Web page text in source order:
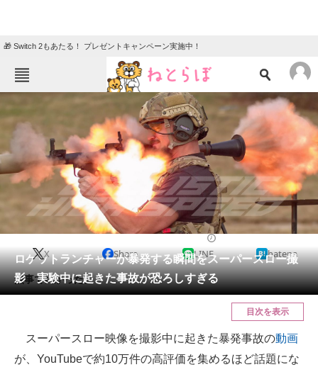
🎁 Switch 2もあたる！ プレゼントキャンペーン実施中！
ねとらぼメニュー
TOP ニュース
クイズ
グルメ 地域
教育・育児
リサーチ
会員記事
メディア
ロケットランチャーが暴発する瞬間をスーパースロー撮
影 実験中に起きた事故が恐ろしすぎる
X Share LINE hatena
無事で良かった。
目次を表示
スーパースロー映像を撮影中に起きた暴発事故の動画
が、YouTubeで約10万件の高評価を集めるほど話題にな